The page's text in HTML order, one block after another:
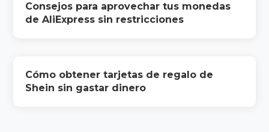
Consejos para aprovechar tus monedas
de AliExpress sin restricciones
Cómo obtener tarjetas de regalo de
Shein sin gastar dinero